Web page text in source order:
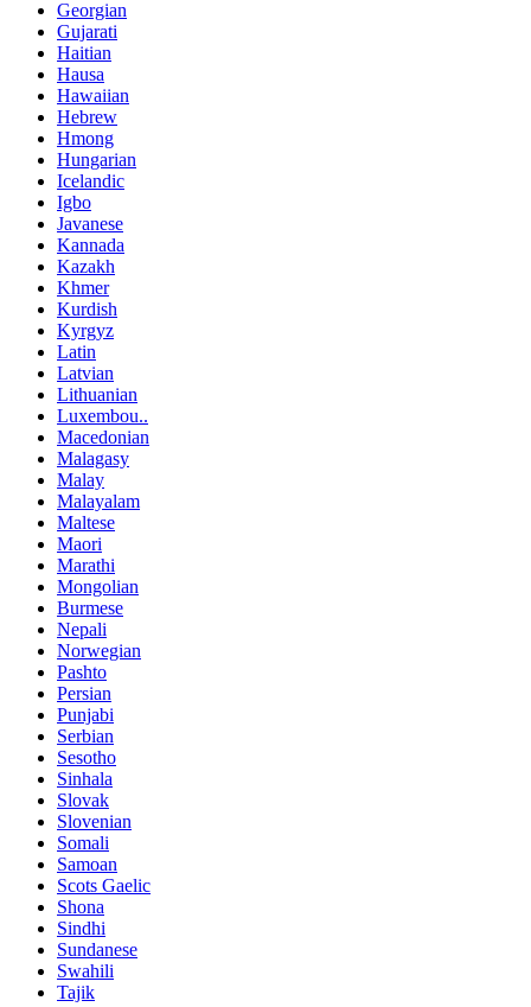
Georgian
Gujarati
Haitian
Hausa
Hawaiian
Hebrew
Hmong
Hungarian
Icelandic
Igbo
Javanese
Kannada
Kazakh
Khmer
Kurdish
Kyrgyz
Latin
Latvian
Lithuanian
Luxembou..
Macedonian
Malagasy
Malay
Malayalam
Maltese
Maori
Marathi
Mongolian
Burmese
Nepali
Norwegian
Pashto
Persian
Punjabi
Serbian
Sesotho
Sinhala
Slovak
Slovenian
Somali
Samoan
Scots Gaelic
Shona
Sindhi
Sundanese
Swahili
Tajik